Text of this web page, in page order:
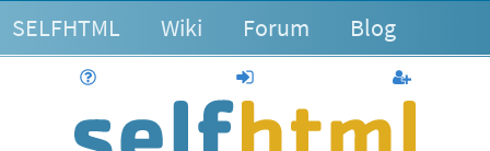
SELFHTML Wiki Forum Blog
anmelden